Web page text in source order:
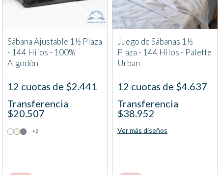
Sábana Ajustable 1½ Plaza
- 144 Hilos - 100%
Algodón
12 cuotas de $2.441
Transferencia
$20.507
+2
Juego de Sábanas 1½
Plaza - 144 Hilos - Palette
Urban
12 cuotas de $4.637
Transferencia
$38.952
Ver más diseños